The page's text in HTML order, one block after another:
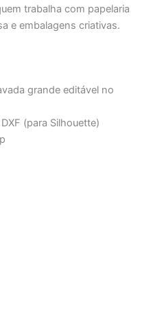
trabalha com papelaria
e embalagens criativas.
grande editável no
(para Silhouette)